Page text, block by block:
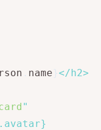
name </h2>
"
. avatar}